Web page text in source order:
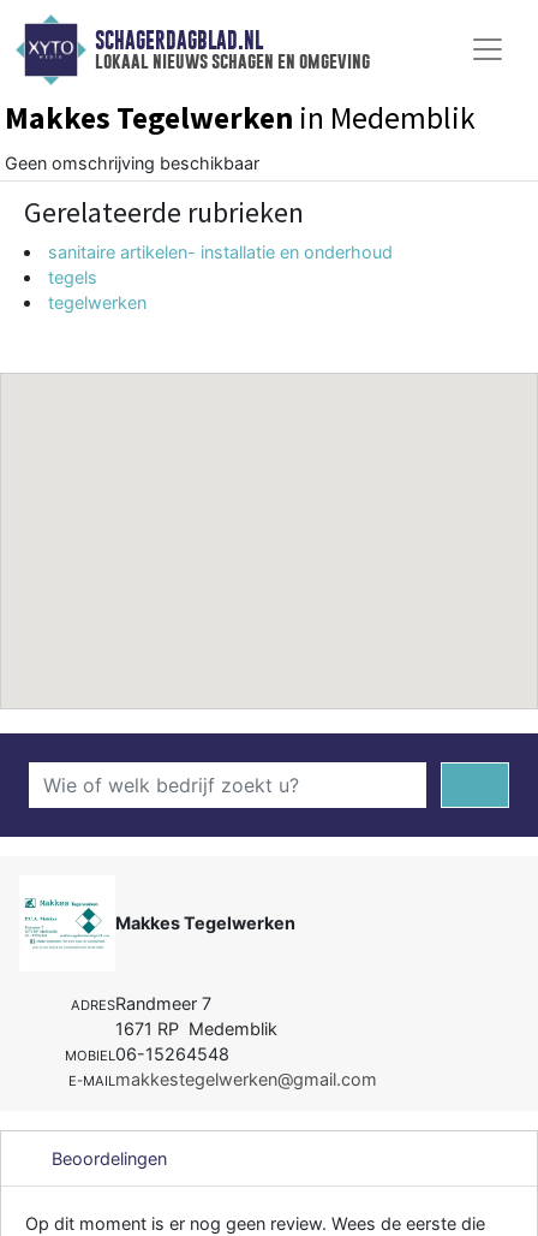
SCHAGERDAGBLAD.NL
lokaal nieuws schagen en omgeving
Makkes Tegelwerken in Medemblik
Geen omschrijving beschikbaar
Gerelateerde rubrieken
sanitaire artikelen- installatie en onderhoud
tegels
tegelwerken
Makkes Tegelwerken
ADRESRandmeer 7
1671 RP Medemblik
MOBIEL 06-15264548
E-MAIL makkestegelwerken@gmail.com
Beoordelingen
Op dit moment is er nog geen review. Wees de eerste die